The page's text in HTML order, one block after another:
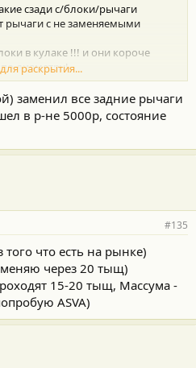
сзади с/блоки/рычаги
рычаги с не заменяемыми
в кулаке !!! и они короче
диаметру!
рычаги под заменяемые
блоки)
старый развальный рычаг
рычагов - там внутренний
(которая к
расточу её внутренний
(что б впрессовывался
в подготовленном кондукторе
И запресуюю Шаэс
обычный какой и был.
можно вмонтировать
резьбой. Это избавит от
с вечно закисающими
дешевые китайские, на них
и они не сдюжат - переведу их
раскрытия...
заменил все задние рычаги
в р-не 5000р, состояние
#135
что есть на рынке)
через 20 тыщ)
15-20 тыщ, Массума -
ASVA)